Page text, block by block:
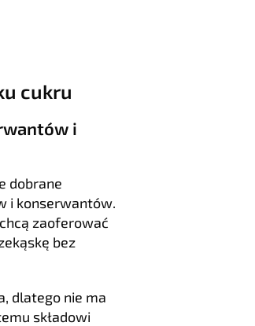
cukru
i
dobrane
i konserwantów.
zaoferować
bez
dlatego nie ma
składowi